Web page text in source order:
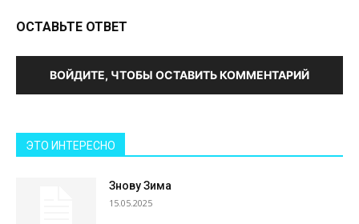
ОСТАВЬТЕ ОТВЕТ
ВОЙДИТЕ, ЧТОБЫ ОСТАВИТЬ КОММЕНТАРИЙ
ЭТО ИНТЕРЕСНО
Знову Зима
15.05.2025